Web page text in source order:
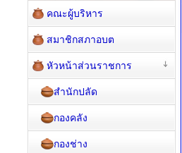
คณะผู้บริหาร
สมาชิกสภาอบต
หัวหน้าส่วนราชการ
สำนักปลัด
กองคลัง
กองช่าง